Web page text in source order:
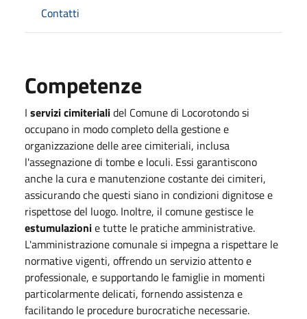
Contatti
Competenze
I servizi cimiterialidel Comune di Locorotondo si
occupano in modo completo della gestione e
organizzazione delle aree cimiteriali, inclusa
l'assegnazione di tombe e loculi. Essi garantiscono
anche la cura e manutenzione costante dei cimiteri,
assicurando che questi siano in condizioni dignitose e
rispettose del luogo. Inoltre, il comune gestisce le
estumulazionie tutte le pratiche amministrative.
L'amministrazione comunale si impegna a rispettare le
normative vigenti, offrendo un servizio attento e
professionale, e supportando le famiglie in momenti
particolarmente delicati, fornendo assistenza e
facilitando le procedure burocratiche necessarie.